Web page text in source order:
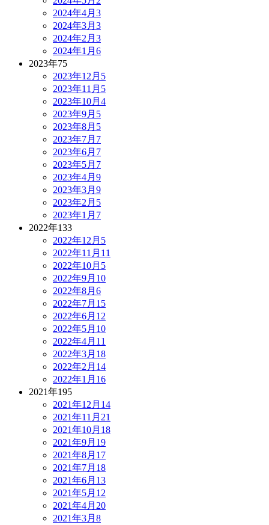
2024年4月 3
2024年3月 3
2024年2月 3
2024年1月 6
2023年75
2023年12月 5
2023年11月 5
2023年10月 4
2023年9月 5
2023年8月 5
2023年7月 7
2023年6月 7
2023年5月 7
2023年4月 9
2023年3月 9
2023年2月 5
2023年1月 7
2022年133
2022年12月 5
2022年11月 11
2022年10月 5
2022年9月 10
2022年8月 6
2022年7月 15
2022年6月 12
2022年5月 10
2022年4月 11
2022年3月 18
2022年2月 14
2022年1月 16
2021年195
2021年12月 14
2021年11月 21
2021年10月 18
2021年9月 19
2021年8月 17
2021年7月 18
2021年6月 13
2021年5月 12
2021年4月 20
2021年3月 8